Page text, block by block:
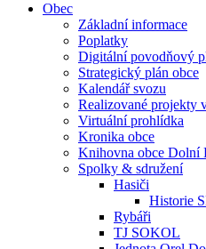
Obec
Základní informace
Poplatky
Digitální povodňový
Strategický plán obce
Kalendář svozu
Realizované projekty
Virtuální prohlídka
Kronika obce
Knihovna obce Dolní
Spolky & sdružení
Hasiči
Historie
Rybáři
TJ SOKOL